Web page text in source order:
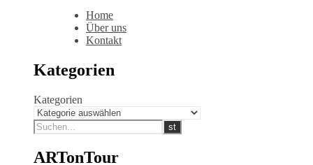
Home
Über uns
Kontakt
Kategorien
Kategorien
ARTonTour